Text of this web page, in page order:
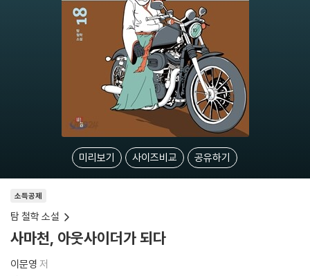
미리보기 사이즈비교 공유하기
소득공제
탐 철학 소설
사마천, 아웃사이더가 되다
이문영 저